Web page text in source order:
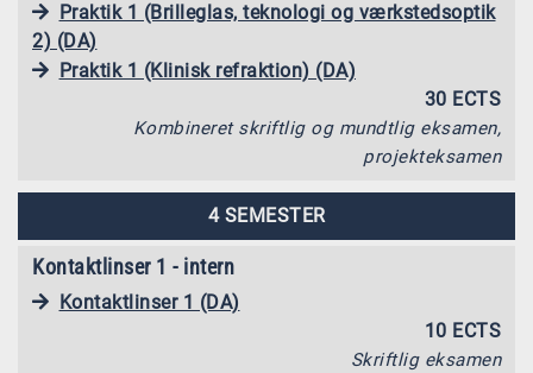
Praktik 1 (Brilleglas, teknologi og værkstedsoptik
2) (DA)
Praktik 1 (Klinisk refraktion) (DA)
30 ECTS
Kombineret skriftlig og mundtlig eksamen,
projekteksamen
4 SEMESTER
Kontaktlinser 1 - intern
Kontaktlinser 1 (DA)
10 ECTS
Skriftlig eksamen